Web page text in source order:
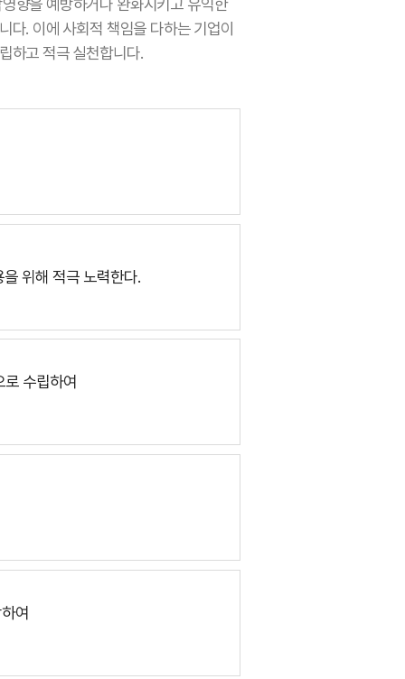
향을 예방하거나 완화시키고 유익한
. 이에 사회적 책임을 다하는 기업이
하고 적극 실천합니다.
위해 적극 노력한다.
수립하여
여